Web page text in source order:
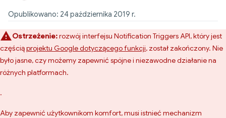
Opublikowano: 24 października 2019 r.
Ostrzeżenie:rozwój interfejsu Notification Triggers API, który jest
częściąprojektu Google dotyczącego funkcji, został zakończony. Nie
było jasne, czy możemy zapewnić spójne i niezawodne działanie na
różnych platformach.
.
Aby zapewnić użytkownikom komfort, musi istnieć mechanizm